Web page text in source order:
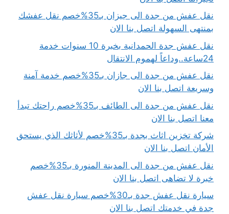
نقل عفش من جدة الى جيزان بـ35%خصم نقل عفشك
بمنتهى السهولة اتصل بنا الان
نقل عفش جدة الحمدانية بخبرة 10 سنوات خدمة
24ساعة..وداعاً لهموم الانتقال
نقل عفش من جدة الى جازان بـ35%خصم خدمة آمنة
وسريعة اتصل بنا الان
نقل عفش من جدة الى الطائف بـ35%خصم راحتك تبدأ
معنا اتصل بنا الان
شركة تخزين اثاث بجدة بـ35%خصم لأثاثك الذي يستحق
الأمان اتصل بنا الان
نقل عفش من جدة الى المدينة المنورة بـ35%خصم
خبرة لا تضاهى اتصل بنا الان
سيارة نقل عفش جدة بـ30%خصم سيارة نقل عفش
جدة في خدمتك اتصل بنا الان